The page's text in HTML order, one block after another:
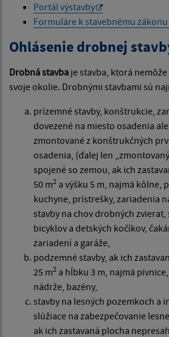
Portál výstavby
Formuláre k stavebnému
Ohlásenie drobnej
Drobná stavba je stavba, ktorá
svoje okolie. Drobnými stavbami sú
prízemné stavby, konštrukcie,
dovezené na miesto osadenia
zmontované z konštrukčných
osadenia, (ďalej len
spojené so zemou, ak ich
50 m2 a výšku 5 m, najmä kôlne,
kuchyne, prístrešky, zariadenia
stavby na chov drobných zvierat,
bicyklov a detských kočíkov,
zariadení a garáže,
podzemné stavby, ak ich
25 m2 a hĺbku 3 m, najmä
nádrže, bazény,
stavby na lesných pozemkoch a
slúžiace na zabezpečovanie
ak ich zastavaná plocha